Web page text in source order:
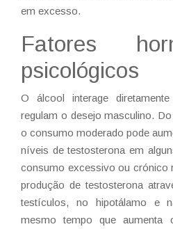
em excesso.
Fatores
psicológicos
O álcool interage
regulam o desejo masculino.
o consumo moderado pode
níveis de testosterona em
consumo excessivo ou crónico
produção de testosterona
testículos, no hipotálamo e
mesmo tempo que aumenta